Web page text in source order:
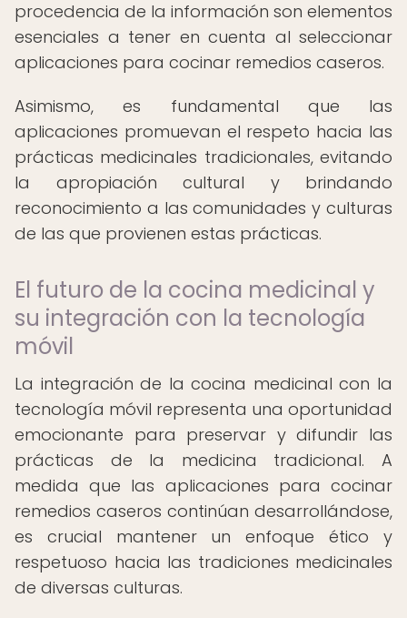
procedencia de la información son elementos
esenciales a tener en cuenta al seleccionar
aplicaciones para cocinar remedios caseros.
Asimismo, es fundamental que las
aplicaciones promuevan el respeto hacia las
prácticas medicinales tradicionales, evitando
la apropiación cultural y brindando
reconocimiento a las comunidades y culturas
de las que provienen estas prácticas.
El futuro de la cocina medicinal y
su integración con la tecnología
móvil
La integración de la cocina medicinal con la
tecnología móvil representa una oportunidad
emocionante para preservar y difundir las
prácticas de la medicina tradicional. A
medida que las aplicaciones para cocinar
remedios caseros continúan desarrollándose,
es crucial mantener un enfoque ético y
respetuoso hacia las tradiciones medicinales
de diversas culturas.